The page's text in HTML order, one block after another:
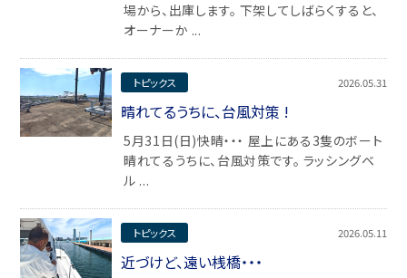
場から、出庫します。 下架してしばらくすると、
オーナーか ...
トピックス 2026.05.31
晴れてるうちに、台風対策 !
5月31日(日)快晴・・・ 屋上にある3隻のボート
晴れてるうちに、台風対策です。 ラッシングベ
ル ...
トピックス 2026.05.11
近づけど、遠い桟橋・・・